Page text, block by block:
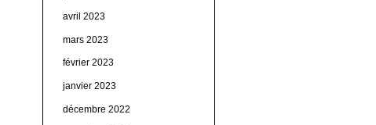
avril 2023
mars 2023
février 2023
janvier 2023
décembre 2022